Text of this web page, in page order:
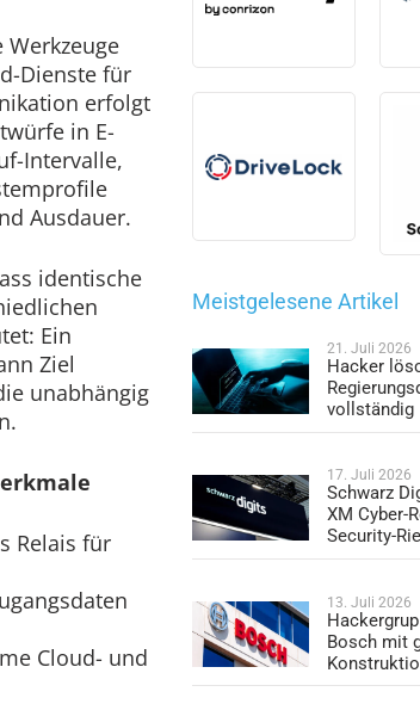
Dienste für
erfolgt
in E-
Intervalle,
Ausdauer.
identische
Ein
Ziel
unabhängig
Relais für
Cloud- und
Meistgelesene Artikel
21. Juli 2026
Hacker
vollständig
17. Juli 2026
Schwarz
XM Cyber-
Security-
13. Juli 2026
Bosch mit